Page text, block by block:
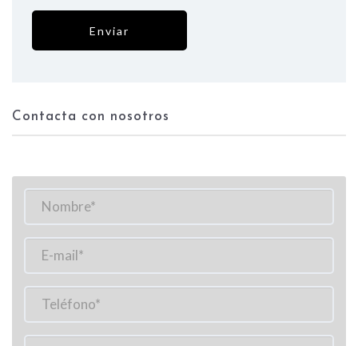
Contacta con nosotros